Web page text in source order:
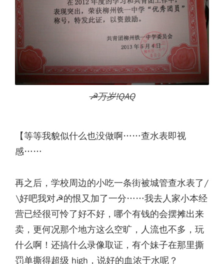
☭万岁!QAQ
【等等我貌似什么也没做啊……查水表即视
感……
再之后，学校周边的小吃一条街被城管查水表了/
\好吧我对☭的恨又加了一分……我去人家小本经
营已经很可怜了好不好，哪个有钱的会摆摊出来
卖，更何况那个地方这么空旷，人流也不多，玩
什么啊！还搞什么录像取证，有个妹子在那里撕
罚单撕得超级 high，说好的血浓于水呢？